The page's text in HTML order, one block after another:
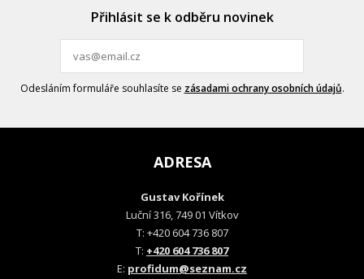
Přihlásit se k odběru novinek
Odesláním formuláře souhlasíte se zásadami ochrany osobních údajů.
ADRESA
Gustav Kořínek
Luční 316, 749 01 Vítkov
T: +420 604 736 807
T: +420 604 736 807
E: profidum@seznam.cz